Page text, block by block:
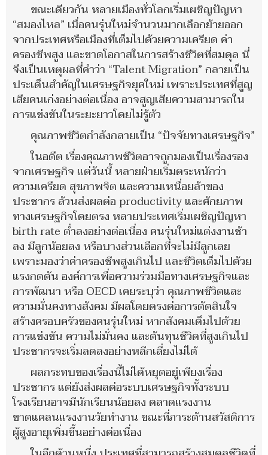
ขณะเดียวกัน หลายเมืองทั่วโลกเริ่มเผชิญปัญหา
“สมองไหล” เมื่อคนรุ่นใหม่จำนวนมากเลือกย้ายออก
จากประเทศหรือเมืองที่เต็มไปด้วยความเครียด ค่า
ครองชีพสูง และขาดโอกาสในการสร้างชีวิตที่สมดุล นี่
จึงเป็นเหตุผลที่คำว่า “Talent Migration” กลายเป็น
ประเด็นสำคัญในเศรษฐกิจยุคใหม่ เพราะประเทศที่สูญ
เสียคนเก่งอย่างต่อเนื่อง อาจสูญเสียความสามารถใน
การแข่งขันในระยะยาวโดยไม่รู้ตัว
คุณภาพชีวิตกำลังกลายเป็น “ปัจจัยทางเศรษฐกิจ”
ในอดีต เรื่องคุณภาพชีวิตอาจถูกมองเป็นเรื่องรอง
จากเศรษฐกิจ แต่วันนี้ หลายฝ่ายเริ่มตระหนักว่า
ความเครียด สุขภาพจิต และความเหนื่อยล้าของ
ประชากร ล้วนส่งผลต่อ productivity และศักยภาพ
ทางเศรษฐกิจโดยตรง หลายประเทศเริ่มเผชิญปัญหา
birth rate ต่ำลงอย่างต่อเนื่อง คนรุ่นใหม่แต่งงานช้า
ลง มีลูกน้อยลง หรือบางส่วนเลือกที่จะไม่มีลูกเลย
เพราะมองว่าค่าครองชีพสูงเกินไป และชีวิตเต็มไปด้วย
แรงกดดัน องค์การเพื่อความร่วมมือทางเศรษฐกิจและ
การพัฒนา หรือ OECD เคยระบุว่า คุณภาพชีวิตและ
ความมั่นคงทางสังคม มีผลโดยตรงต่อการตัดสินใจ
สร้างครอบครัวของคนรุ่นใหม่ หากสังคมเต็มไปด้วย
การแข่งขัน ความไม่มั่นคง และต้นทุนชีวิตที่สูงเกินไป
ประชากรจะเริ่มลดลงอย่างหลีกเลี่ยงไม่ได้
ผลกระทบของเรื่องนี้ไม่ได้หยุดอยู่เพียงเรื่อง
ประชากร แต่ยังส่งผลต่อระบบเศรษฐกิจทั้งระบบ
โรงเรียนอาจมีนักเรียนน้อยลง ตลาดแรงงาน
ขาดแคลนแรงงานวัยทำงาน ขณะที่ภาระด้านสวัสดิการ
ผู้สูงอายุเพิ่มขึ้นอย่างต่อเนื่อง